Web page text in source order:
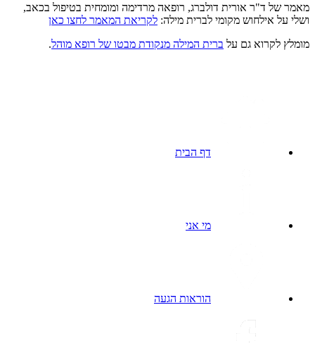
מאמר של ד"ר אורית דולברג, רופאה מרדימה ומומחית בטיפול בכאב,
ושלי על אילחוש מקומי לברית מילה: לקריאת המאמר לחצו כאן
מומלץ לקרוא גם על ברית המילה מנקודת מבטו של רופא מוהל.
דף הבית
מי אני
הוראות הגעה